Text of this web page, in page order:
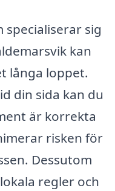
sig
kan
långa loppet.
din sida kan du
är korrekta
risken för
Dessutom
regler och